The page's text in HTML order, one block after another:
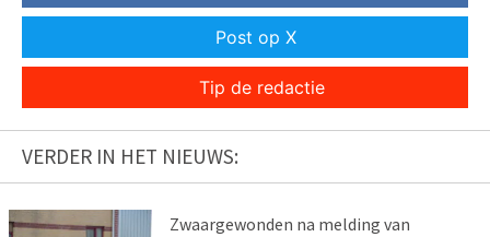
Post op X
Tip de redactie
VERDER IN HET NIEUWS:
Zwaargewonden na melding van